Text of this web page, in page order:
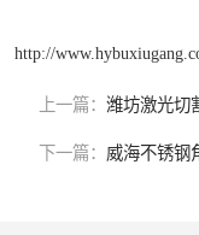
http://
上一篇： 潍坊激光切
下一篇： 威海不锈钢